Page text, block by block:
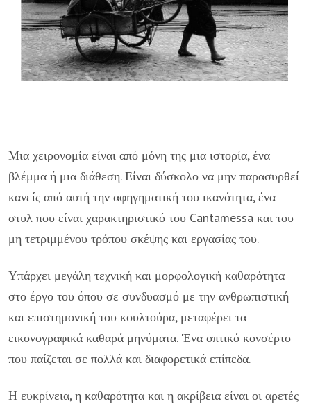
Μια χειρονομία είναι από μόνη της μια ιστορία, ένα
βλέμμα ή μια διάθεση. Είναι δύσκολο να μην παρασυρθεί
κανείς από αυτή την αφηγηματική του ικανότητα, ένα
στυλ που είναι χαρακτηριστικό του Cantamessa και του
μη τετριμμένου τρόπου σκέψης και εργασίας του.
Υπάρχει μεγάλη τεχνική και μορφολογική καθαρότητα
στο έργο του όπου σε συνδυασμό με την ανθρωπιστική
και επιστημονική του κουλτούρα, μεταφέρει τα
εικονογραφικά καθαρά μηνύματα. 'Ενα οπτικό κονσέρτο
που παίζεται σε πολλά και διαφορετικά επίπεδα.
Η ευκρίνεια, η καθαρότητα και η ακρίβεια είναι οι αρετές